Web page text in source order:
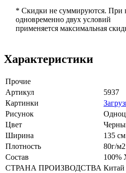
* Скидки не суммируются. При
одновременно двух условий
применяется максимальная
Характеристики
Прочие
Артикул
5937
Картинки
Рисунок
Цвет
Ширина
135 см
Плотность
80г/м2
Состав
100%
СТРАНА ПРОИЗВОДСТВА Китай